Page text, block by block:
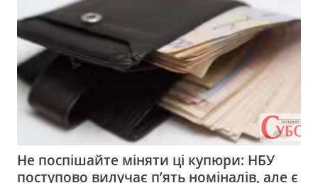
Не поспішайте міняти ці купюри: НБУ
поступово вилучає п’ять номіналів, але є